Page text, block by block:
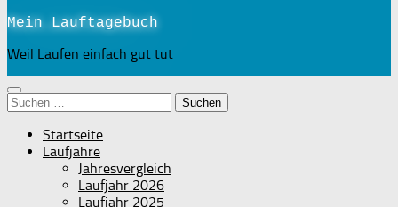
Mein Lauftagebuch
Weil Laufen einfach gut tut
Suchen
nach:
Startseite
Laufjahre
Jahresvergleich
Laufjahr 2026
Laufjahr 2025